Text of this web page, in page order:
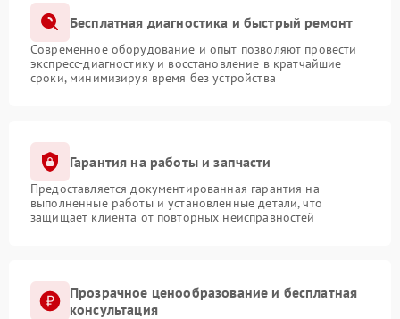
Бесплатная диагностика и быстрый ремонт
Современное оборудование и опыт позволяют провести
экспресс-диагностику и восстановление в кратчайшие
сроки, минимизируя время без устройства
Гарантия на работы и запчасти
Предоставляется документированная гарантия на
выполненные работы и установленные детали, что
защищает клиента от повторных неисправностей
Прозрачное ценообразование и бесплатная
консультация